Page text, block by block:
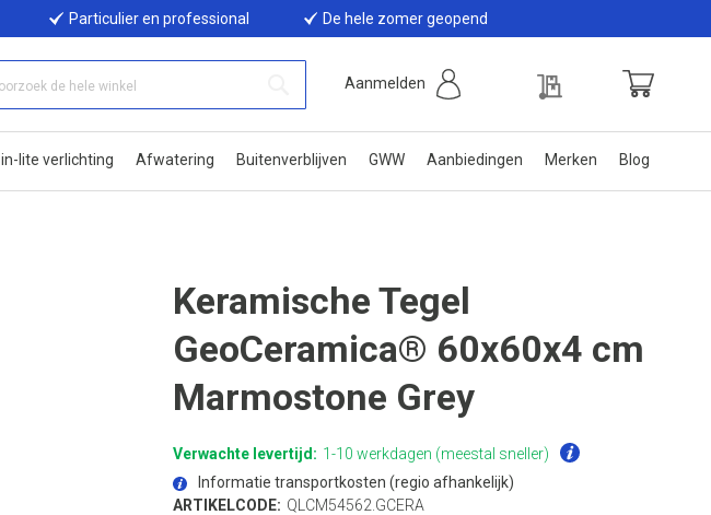
Particulier en professional De hele zomer geopend
Aanmelden
in-lite verlichting Afwatering Buitenverblijven GWW Aanbiedingen Merken Blog
Keramische Tegel
GeoCeramica® 60x60x4 cm
Marmostone Grey
Verwachte levertijd: 1-10 werkdagen (meestal sneller)
Informatie transportkosten (regio afhankelijk)
ARTIKELCODE: QLCM54562.GCERA